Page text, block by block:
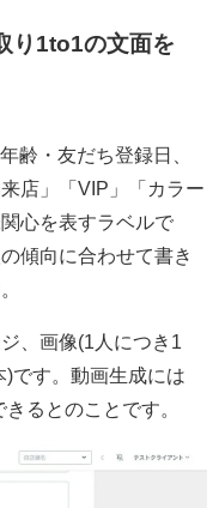
り1to1の文面を
齢・友だち登録日、
店」「VIP」「カラー
心を表すラベルで
傾向に合わせて書き
、画像(1人につき1
です。動画生成には
るとのことです。